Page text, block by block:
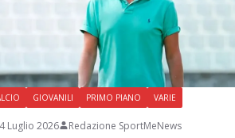
GIOVANILI PRIMO PIANO VARIE
Luglio 2026 Redazione SportMeNews